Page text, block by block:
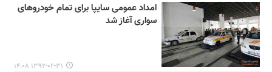
امداد عمومی سایپا برای تمام خودروهای
سواری آغاز شد
۱۳۹۲-۰۲-۳۱ ۱۴:۰۸